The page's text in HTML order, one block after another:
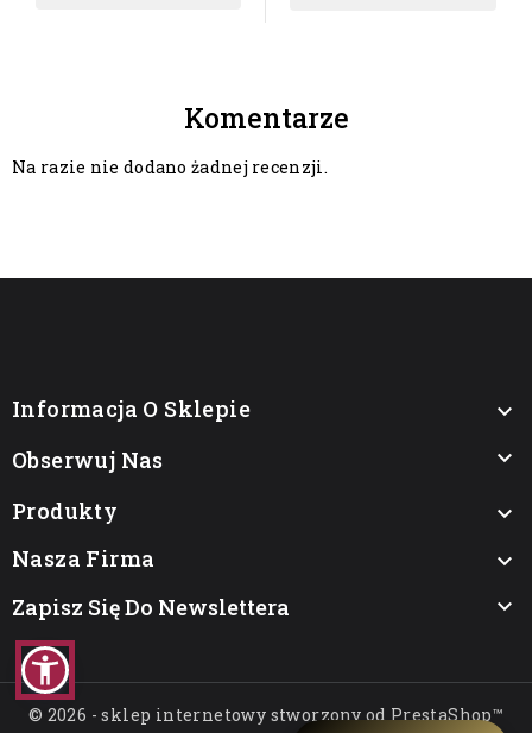
Komentarze
Na razie nie dodano żadnej recenzji.
Informacja O Sklepie

Obserwuj Nas

Produkty

Nasza Firma

Zapisz Się Do Newslettera

© 2026 - sklep internetowy stworzony od PrestaShop™